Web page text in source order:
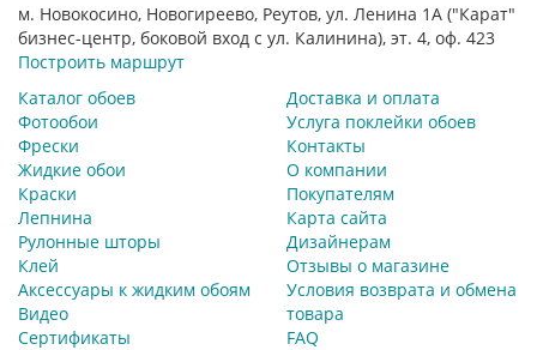
м. Новокосино, Новогиреево, Реутов, ул. Ленина 1А ("Карат"
бизнес-центр, боковой вход с ул. Калинина), эт. 4, оф. 423
Построить маршрут
Каталог обоев
Фотообои
Фрески
Жидкие обои
Краски
Лепнина
Рулонные шторы
Клей
Аксессуары к жидким обоям
Видео
Сертификаты
Доставка и оплата
Услуга поклейки обоев
Контакты
О компании
Покупателям
Карта сайта
Дизайнерам
Отзывы о магазине
Условия возврата и обмена
товара
FAQ